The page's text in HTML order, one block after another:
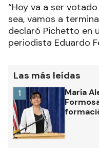
“Hoy va a ser
sea, vamos a
declaró Pichetto en
periodista Eduardo
Las más leídas
María
1